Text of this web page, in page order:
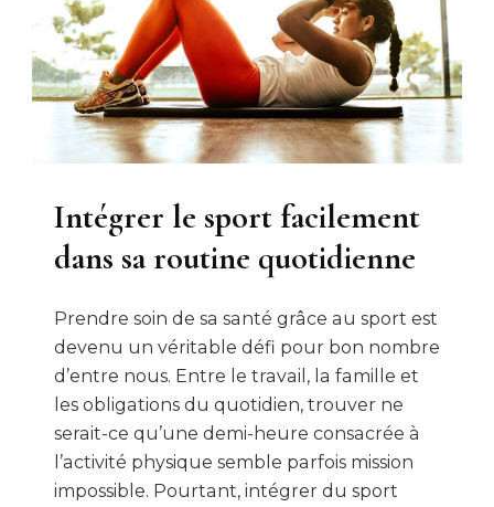
Intégrer le sport facilement
dans sa routine quotidienne
Prendre soin de sa santé grâce au sport est
devenu un véritable défi pour bon nombre
d’entre nous. Entre le travail, la famille et
les obligations du quotidien, trouver ne
serait-ce qu’une demi-heure consacrée à
l’activité physique semble parfois mission
impossible. Pourtant, intégrer du sport